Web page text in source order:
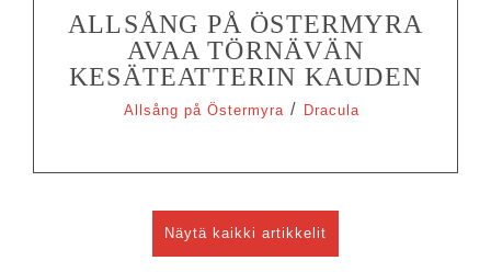
ALLSÅNG PÅ ÖSTERMYRA
AVAA TÖRNÄVÄN
KESÄTEATTERIN KAUDEN
Allsång på Östermyra / Dracula
Näytä kaikki artikkelit